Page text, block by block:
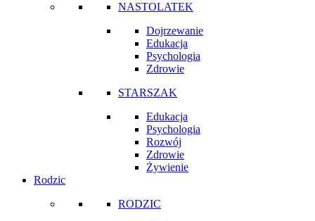
NASTOLATEK
Dojrzewanie
Edukacja
Psychologia
Zdrowie
STARSZAK
Edukacja
Psychologia
Rozwój
Zdrowie
Żywienie
Rodzic
RODZIC